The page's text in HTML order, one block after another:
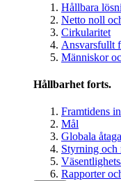
Hållbara
Netto noll
Cirkularitet
Ansvarsfullt
Människor
Hållbarhet forts.
Framtidens
Mål
Globala
Styrning och
Rapporter